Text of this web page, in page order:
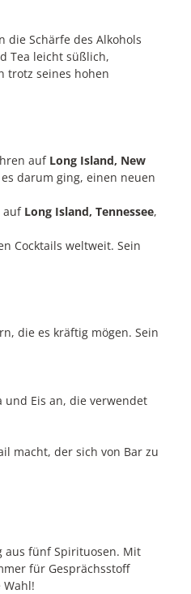
die Schärfe des Alkohols
Tea leicht süßlich,
trotz seines hohen
auf Long Island, New
darum ging, einen neuen
auf Long Island, Tennessee,
Cocktails weltweit. Sein
die es kräftig mögen. Sein
und Eis an, die verwendet
macht, der sich von Bar zu
aus fünf Spirituosen. Mit
für Gesprächsstoff